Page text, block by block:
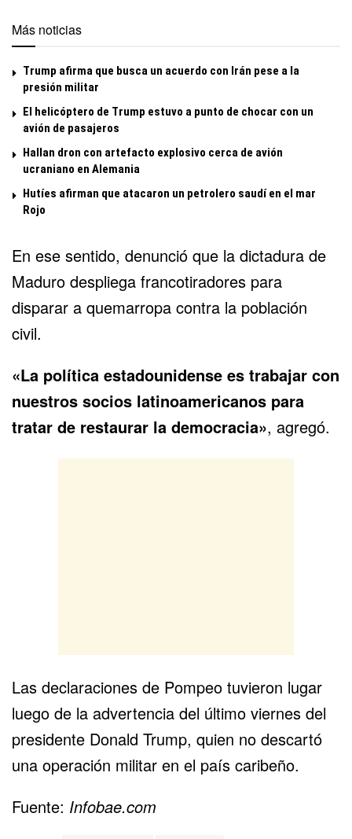
Más noticias
Trump afirma que busca un acuerdo con Irán pese a la
presión militar
El helicóptero de Trump estuvo a punto de chocar con un
avión de pasajeros
Hallan dron con artefacto explosivo cerca de avión
ucraniano en Alemania
Hutíes afirman que atacaron un petrolero saudí en el mar
Rojo
En ese sentido, denunció que la dictadura de
Maduro despliega francotiradores para
disparar a quemarropa contra la población
civil.
«La política estadounidense es trabajar con
nuestros socios latinoamericanos para
tratar de restaurar la democracia», agregó.
Las declaraciones de Pompeo tuvieron lugar
luego de la advertencia del último viernes del
presidente Donald Trump, quien no descartó
una operación militar en el país caribeño.
Fuente: Infobae.com